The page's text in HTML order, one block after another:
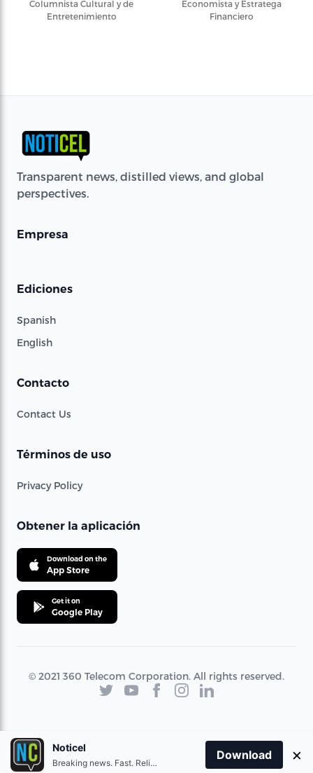
Columnista Cultural y de
Entretenimiento
Economista y Estratega
Financiero
Transparent news, distilled views, and global
perspectives.
Empresa
Ediciones
Spanish
English
Contacto
Contact Us
Términos de uso
Privacy Policy
Obtener la aplicación
Download on the
App Store
Get it on
Google Play
© 2021 360 Telecom Corporation. All rights reserved.
Noticel
Breaking news. Fast. Reliable.
Download ×